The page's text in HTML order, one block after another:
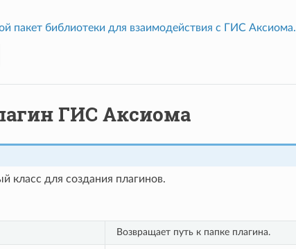
пакет библиотеки для взаимодействия с ГИС Аксиома.
ГИС Аксиома
класс для создания плагинов.
Возвращает путь к папке плагина.